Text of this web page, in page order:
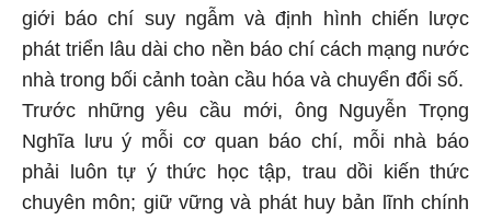
giới báo chí suy ngẫm và định hình chiến lược
phát triển lâu dài cho nền báo chí cách mạng nước
nhà trong bối cảnh toàn cầu hóa và chuyển đổi số.
Trước những yêu cầu mới, ông Nguyễn Trọng
Nghĩa lưu ý mỗi cơ quan báo chí, mỗi nhà báo
phải luôn tự ý thức học tập, trau dồi kiến thức
chuyên môn; giữ vững và phát huy bản lĩnh chính